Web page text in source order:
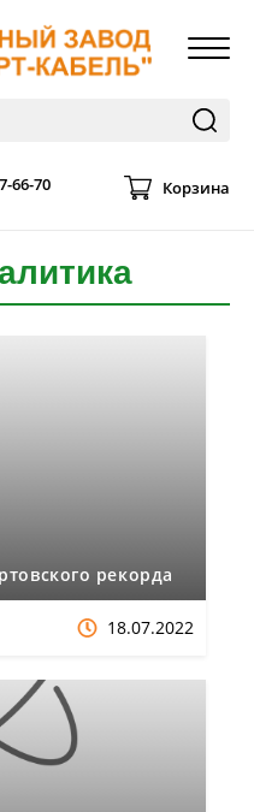
66-70 Корзина
рекорда
18.07.2022